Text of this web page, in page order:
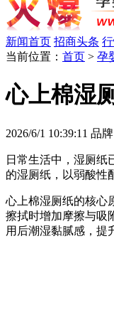
新闻首页 招商头条
当前位置： 首页 > 孕
心上棉湿
2026/6/1 10:39:11 品牌
日常生活中，湿厕纸
的湿厕纸，以弱酸性
心上棉湿厕纸的核心
擦拭时增加摩擦与吸
用后潮湿黏腻感，提